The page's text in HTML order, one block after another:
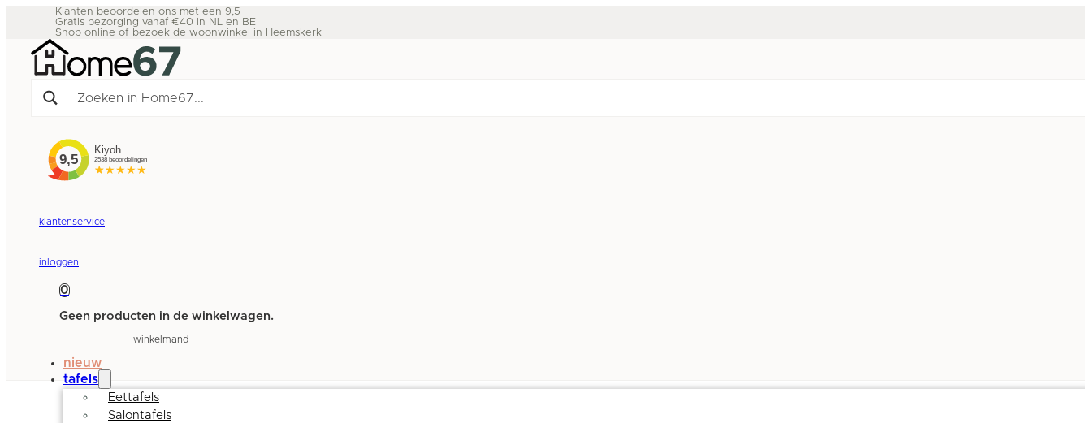
Klanten beoordelen ons met een 9,5
Gratis bezorging vanaf €40 in NL en BE
Shop online of bezoek de woonwinkel in Heemskerk
klantenservice
inloggen
0
Geen producten in de winkelwagen.
winkelmand
nieuw
tafels
Eettafels
Salontafels